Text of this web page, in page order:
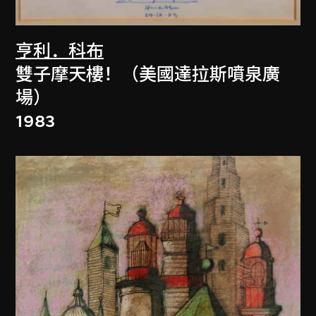
亨利．科布
雙子摩天樓！（美國達拉斯噴泉廣
場）
1983